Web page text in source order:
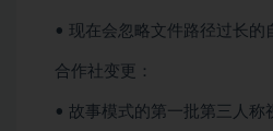
• 现在会忽略文件路径过长
合作社变更：
• 故事模式的第一批第三人称